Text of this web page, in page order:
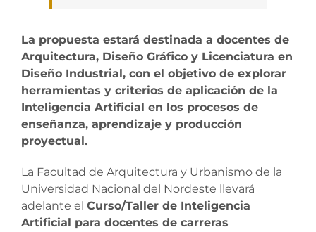
La propuesta estará destinada a docentes de
Arquitectura, Diseño Gráfico y Licenciatura en
Diseño Industrial, con el objetivo de explorar
herramientas y criterios de aplicación de la
Inteligencia Artificial en los procesos de
enseñanza, aprendizaje y producción
proyectual.
La Facultad de Arquitectura y Urbanismo de la
Universidad Nacional del Nordeste llevará
adelante el Curso/Taller de Inteligencia
Artificial para docentes de carreras